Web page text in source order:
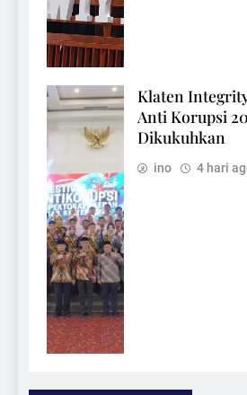
Klaten
Anti Korupsi
Dikukuhkan
ino 4 hari